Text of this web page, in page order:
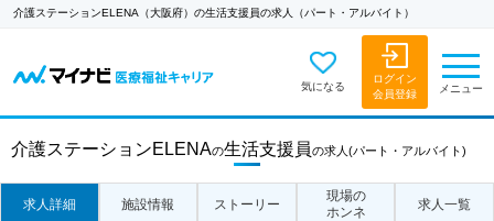
介護ステーションELENA（大阪府）の生活支援員の求人（パート・アルバイト）
気になる
ログイン
会員登録
メニュー
介護ステーションELENAの生活支援員の求人 (パート・アルバイト)
求人詳細 施設情報 ストーリー
現場の
ホンネ
求人一覧